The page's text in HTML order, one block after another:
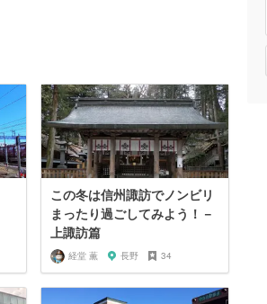
この冬は信州諏訪でノンビリ
まったり過ごしてみよう！－
上諏訪篇
経堂 薫 長野 34